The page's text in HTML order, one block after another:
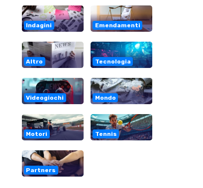
Indagini Emendamenti
Altro Tecnologia
Videogiochi Mondo
Motori Tennis
Partners